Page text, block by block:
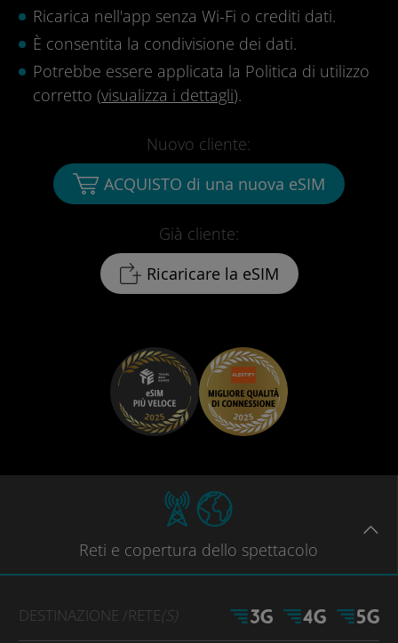
Ricarica nell'app senza Wi-Fi o crediti dati.
È consentita la condivisione dei dati.
Potrebbe essere applicata la Politica di utilizzo
corretto (visualizza i dettagli).
Già cliente:
Ricaricare la eSIM
Nuovo cliente:
ACQUISTO di una nuova eSIM
Reti e copertura dello spettacolo
DESTINAZIONE /RETE(S)